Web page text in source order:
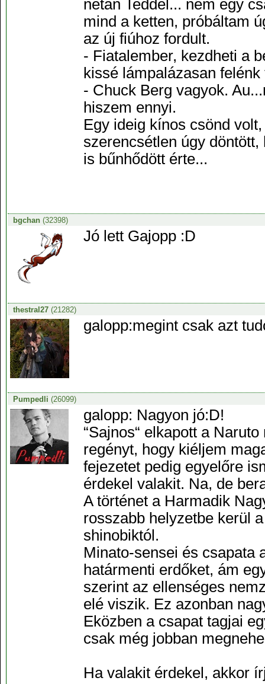
netán Teddel... nem egy
mind a ketten, próbáltam
az új fiúhoz fordult.
- Fiatalember, kezdheti a
kissé lámpalázasan
- Chuck Berg vagyok.
hiszem ennyi.
Egy ideig kínos csönd
szerencsétlen úgy
is bűnhődött érte...
bgchan(32398)
Jó lett Gajopp :D
thestral27(21282)
galopp:megint csak azt
Pumpedli (26099)
galopp: Nagyon jó:D!
“Sajnos“ elkapott a
regényt, hogy kiéljem
fejezetet pedig egyelőre
érdekel valakit. Na, de
A történet a Harmadik
rosszabb helyzetbe kerül
shinobiktól.
Minato-sensei és csapata
határmenti erdőket, ám
szerint az ellenséges
elé viszik. Ez azonban
Eközben a csapat tagjai
csak még jobban
Ha valakit érdekel, akkor